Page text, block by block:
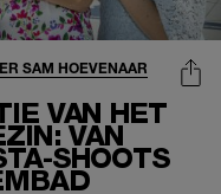
VAN HET
VAN
SHOOTS
SAM HOEVENAAR